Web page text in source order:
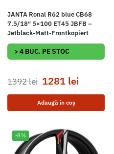
JANTA Ronal R62 blue CB68
7.5/18″ 5×100 ET45 JBFB –
Jetblack-Matt-Frontkopiert
> 4 BUC. PE STOC
1392lei 1281 lei
Adaugă în coș
-8%